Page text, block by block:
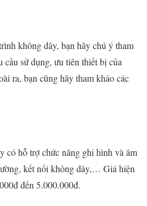
không dây, bạn hãy chú ý tham
cầu sử dụng, ưu tiên thiết bị của
ra, bạn cũng hãy tham khảo các
có hỗ trợ chức năng ghi hình và âm
kết nối không dây,… Giá hiện
đến 5.000.000đ.